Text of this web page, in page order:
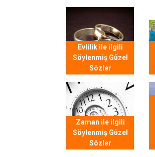
Evlilik ile ilgili
Söylenmiş Güzel
Sözler
Zaman ile ilgili
Söylenmiş Güzel
Sözler